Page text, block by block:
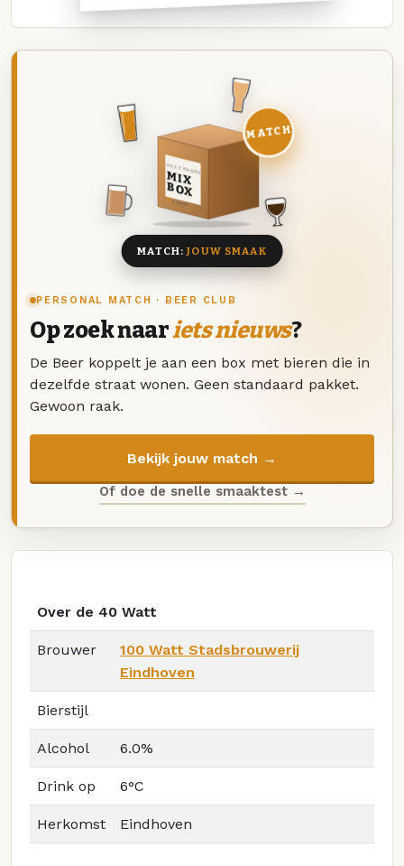
PERSONAL MATCH · BEER CLUB
Op zoek naariets nieuws?
De Beer koppelt je aan een box met bieren die in
dezelfde straat wonen. Geen standaard pakket.
Gewoon raak.
Bekijk jouw match →
Of doe de snelle smaaktest →
DEZE MAAND
MIX
BOX
8 BIEREN
MATCH
MATCH:JOUW SMAAK
Over de 40 Watt
Brouwer
100 Watt Stadsbrouwerij
Eindhoven
Bierstijl
Alcohol 6.0%
Drink op 6°C
Herkomst Eindhoven